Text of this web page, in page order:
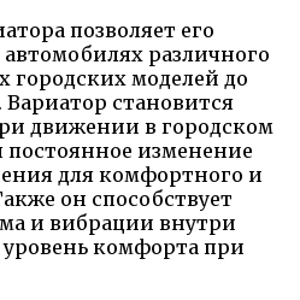
позволяет его
различного
городских моделей до
становится
движении в городском
постоянное изменение
для комфортного и
он способствует
и вибрации внутри
комфорта при